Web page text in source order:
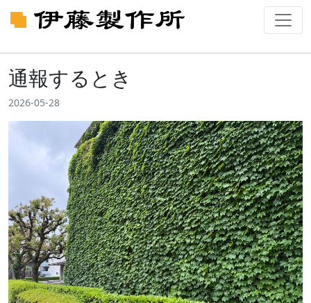
通報するとき
2026-05-28